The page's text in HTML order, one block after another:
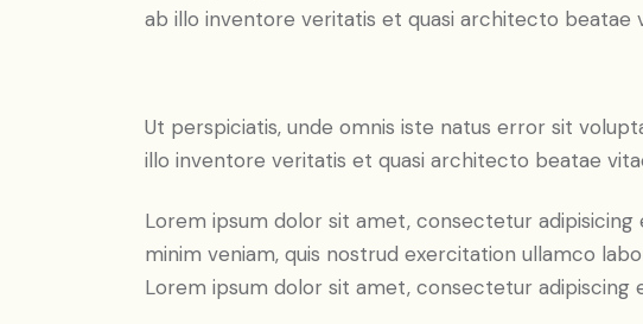
ab illo inventore veritatis et quasi architecto beatae
Ut perspiciatis, unde omnis iste natus error sit
illo inventore veritatis et quasi architecto beatae
Lorem ipsum dolor sit amet, consectetur
minim veniam, quis nostrud exercitation ullamco
Lorem ipsum dolor sit amet, consectetur adipiscing